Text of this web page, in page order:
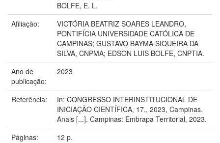
BOLFE, E. L.
Afiliação:
VICTÓRIA BEATRIZ SOARES LEANDRO,
PONTIFÍCIA UNIVERSIDADE CATÓLICA DE
CAMPINAS; GUSTAVO BAYMA SIQUEIRA DA
SILVA, CNPMA; EDSON LUIS BOLFE, CNPTIA.
Ano de
publicação:
2023
Referência:
In: CONGRESSO INTERINSTITUCIONAL DE
INICIAÇÃO CIENTÍFICA, 17., 2023, Campinas.
Anais [...]. Campinas: Embrapa Territorial, 2023.
Páginas:
12 p.